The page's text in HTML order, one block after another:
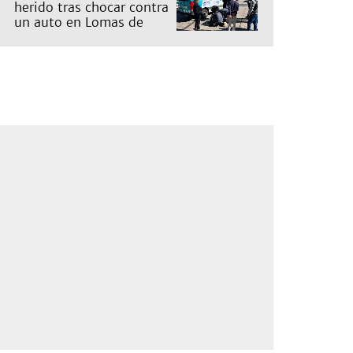
herido tras chocar contra
un auto en Lomas de